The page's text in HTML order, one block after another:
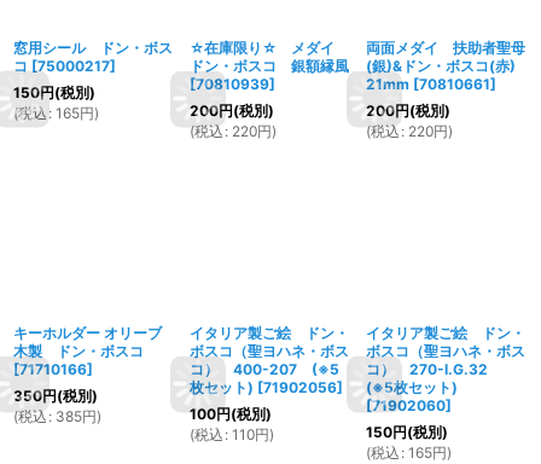
窓用シール ドン・ボス
コ [75000217]
150円(税別)
(税込 : 165円)
☆在庫限り☆ メダイ
ドン・ボスコ 銀額縁風
[70810939]
200円(税別)
(税込 : 220円)
両面メダイ 扶助者聖母
(銀)&ドン・ボスコ(赤)
21mm [70810661]
200円(税別)
(税込 : 220円)
キーホルダー オリーブ
木製 ドン・ボスコ
[71710166]
350円(税別)
(税込 : 385円)
イタリア製ご絵 ドン・
ボスコ（聖ヨハネ・ボス
コ） 400-207 (※5
枚セット) [71902056]
100円(税別)
(税込 : 110円)
イタリア製ご絵 ドン・
ボスコ（聖ヨハネ・ボス
コ） 270-I.G.32
(※5枚セット)
[71902060]
150円(税別)
(税込 : 165円)